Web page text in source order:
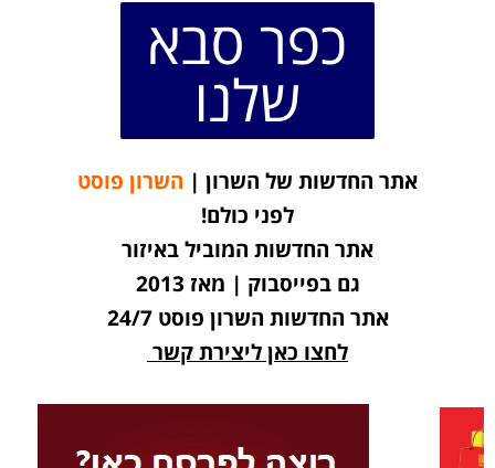
כפר סבא
שלנו
אתר החדשות של השרון | השרון פוסט
לפני כולם!
אתר החדשות המוביל באיזור
גם בפייסבוק | מאז 2013
אתר החדשות השרון פוסט 24/7
לחצו כאן ליצירת קשר